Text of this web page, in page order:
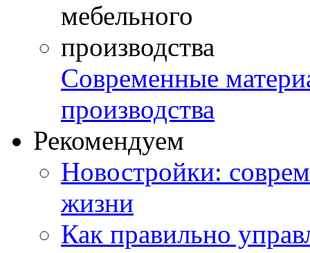
Современные
производства
Рекомендуем
Новостройки:
жизни
Как правильно